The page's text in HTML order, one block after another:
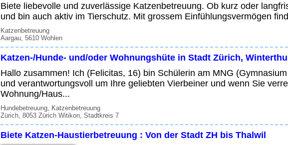
Biete liebevolle und zuverlässige Katzenbetreuung. Ob kurz oder
und bin auch aktiv im Tierschutz. Mit grossem Einfühlungsvermögen
Katzenbetreuung
Aargau, 5610 Wohlen
Katzen-/Hunde- und/oder Wohnungshüte in Stadt Zürich,
Hallo zusammen! Ich (Felicitas, 16) bin Schülerin am MNG
und verantwortungsvoll um Ihre geliebten Vierbeiner und wenn Sie
Wohnung/Haus...
Hundebetreuung, Katzenbetreuung
Zürich, 8053 Zürich Witikon, Stadtkreis 7
Biete Katzen-Haustierbetreuung : Von der Stadt ZH bis Thalwil